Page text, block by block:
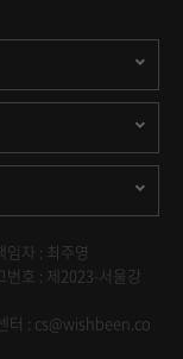
임자 : 최주영
번호 : 제2023-서울강
터 : cs@wishbeen.co